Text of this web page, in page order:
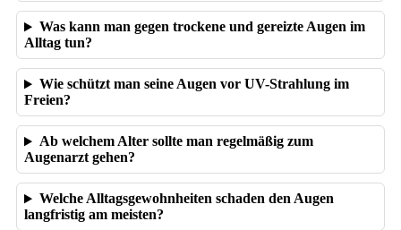
Was kann man gegen trockene und gereizte Augen im
Alltag tun?
Wie schützt man seine Augen vor UV-Strahlung im
Freien?
Ab welchem Alter sollte man regelmäßig zum
Augenarzt gehen?
Welche Alltagsgewohnheiten schaden den Augen
langfristig am meisten?